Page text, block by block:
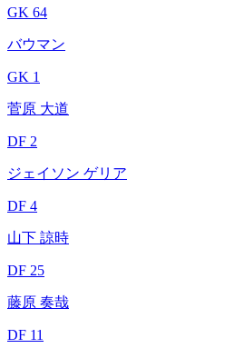
GK 64
バウマン
GK 1
菅原 大道
DF 2
ジェイソン ゲリア
DF 4
山下 諒時
DF 25
藤原 奏哉
DF 11